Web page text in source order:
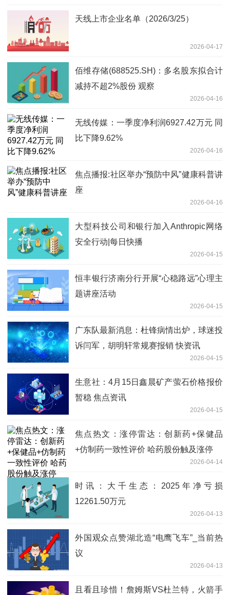
天线上市企业名单（2026/3/25）
2026-04-17
佰维存储(688525.SH)：多名股东拟合计
减持不超2%股份 观察
2026-04-16
无线传媒：一季度净利润6927.42万元 同
比下降9.62%
2026-04-16
焦点播报:社区举办“预防中风”健康科普讲
座
2026-04-16
大型科技公司和银行加入Anthropic网络
安全行动|每日快播
2026-04-15
恒丰银行济南分行开展“心稳路远”心理主
题讲座活动
2026-04-15
广东队最新消息：杜锋病情出炉，球迷投
诉闫军，胡明轩常规赛报销 快资讯
2026-04-15
生意社：4月15日鑫晨矿产萤石价格报价
暂稳 焦点资讯
2026-04-15
焦点热文：涨停雷达：创新药+保健品
+仿制药一致性评价 哈药股份触及涨停
2026-04-14
时讯：大千生态：2025年净亏损
12261.50万元
2026-04-13
外国观众点赞湖北造“电鹰飞车”_当前热
议
2026-04-13
且看且珍惜！詹姆斯VS杜兰特，火箭手